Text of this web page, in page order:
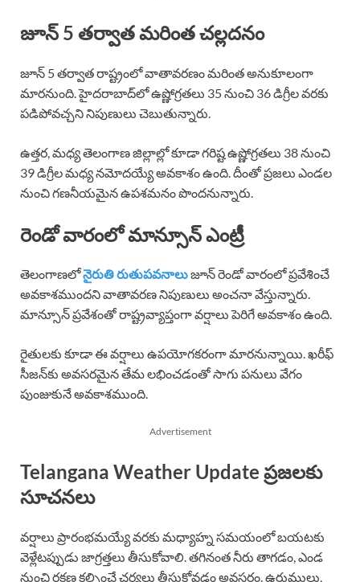
జూన్ 5 తర్వాత మరింత చల్లదనం
జూన్ 5 తర్వాత రాష్ట్రంలో వాతావరణం మరింత అనుకూలంగా
మారనుంది. హైదరాబాద్‌లో ఉష్ణోగ్రతలు 35 నుంచి 36 డిగ్రీల వరకు
పడిపోవచ్చని నిపుణులు చెబుతున్నారు.
ఉత్తర, మధ్య తెలంగాణ జిల్లాల్లో కూడా గరిష్ట ఉష్ణోగ్రతలు 38 నుంచి
39 డిగ్రీల మధ్య నమోదయ్యే అవకాశం ఉంది. దీంతో ప్రజలు ఎండల
నుంచి గణనీయమైన ఉపశమనం పొందనున్నారు.
రెండో వారంలో మాన్సూన్ ఎంట్రీ
తెలంగాణలోనైరుతి రుతుపవనాలుజూన్ రెండో వారంలో ప్రవేశించే
అవకాశముందని వాతావరణ నిపుణులు అంచనా వేస్తున్నారు.
మాన్సూన్ ప్రవేశంతో రాష్ట్రవ్యాప్తంగా వర్షాలు పెరిగే అవకాశం ఉంది.
రైతులకు కూడా ఈ వర్షాలు ఉపయోగకరంగా మారనున్నాయి. ఖరీఫ్
సీజన్‌కు అవసరమైన తేమ లభించడంతో సాగు పనులు వేగం
పుంజుకునే అవకాశముంది.
Advertisement
Telangana Weather Update ప్రజలకు
సూచనలు
వర్షాలు ప్రారంభమయ్యే వరకు మధ్యాహ్న సమయంలో బయటకు
వెళ్లేటప్పుడు జాగ్రత్తలు తీసుకోవాలి. తగినంత నీరు తాగడం, ఎండ
నుంచి రక్షణ కల్పించే చర్యలు తీసుకోవడం అవసరం. ఉరుములు,